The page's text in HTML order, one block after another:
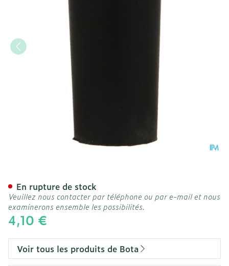
4,10 €
En rupture de stock
Veuillez nous contacter par téléphone ou par e-mail et nous
examinerons ensemble les possibilités.
Voir tous les produits de Bota